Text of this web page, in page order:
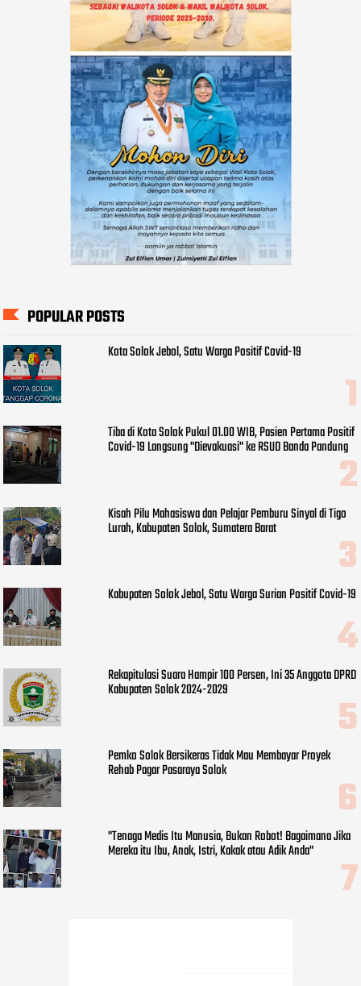
POPULAR POSTS
Kota Solok Jebol, Satu Warga Positif Covid-19
Tiba di Kota Solok Pukul 01.00 WIB, Pasien Pertama Positif
Covid-19 Langsung "Dievakuasi" ke RSUD Banda Pandung
Kisah Pilu Mahasiswa dan Pelajar Pemburu Sinyal di Tigo
Lurah, Kabupaten Solok, Sumatera Barat
Kabupaten Solok Jebol, Satu Warga Surian Positif Covid-19
Rekapitulasi Suara Hampir 100 Persen, Ini 35 Anggota DPRD
Kabupaten Solok 2024-2029
Pemko Solok Bersikeras Tidak Mau Membayar Proyek
Rehab Pagar Pasaraya Solok
"Tenaga Medis Itu Manusia, Bukan Robot! Bagaimana Jika
Mereka itu Ibu, Anak, Istri, Kakak atau Adik Anda"